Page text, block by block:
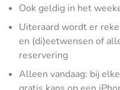
Ook geldig in het
Uiteraard wordt er
en (di)eetwensen of
reservering
Alleen vandaag: bij